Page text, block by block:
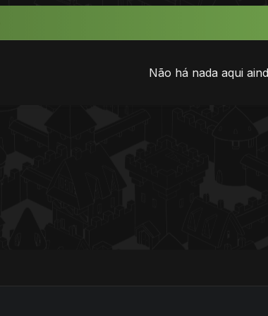
Não há nada aqui